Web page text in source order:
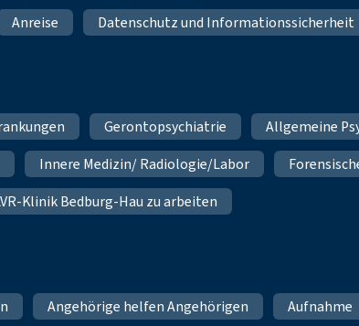
Anreise Datenschutz und Informationssicherheit
Gerontopsychiatrie
Allgemeine
Innere Medizin/ Radiologie/Labor
Klinik Bedburg-Hau zu arbeiten
Angehörige helfen Angehörigen Aufnahme